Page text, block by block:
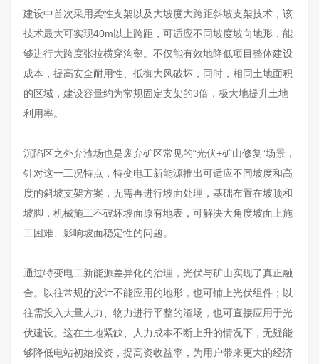
建设中首次采用柔性支架以及大坡度大跨距斜坡支架技术，该
技术最大可实现40m以上跨距，可适应不同坡度坡向地形，能
够进行大跨度张拉横穿沟壑。不仅能有效地降低项目整体建设
成本，提高安全耐用性、抵御大风破坏，同时，相同土地面积
的区域，建设容量约为常规固定支架的3倍，极大地提升土地
利用率。
沉陷区之外弃渣场也是废弃矿区常见的“光伏+矿山修复”场景，
针对这一工况特点，特变电工新能源推出可适应不同坡度和高
度的斜坡支架方案，无需再进行坡面处理，基础布置在坡顶和
坡脚，机械施工不破坏坡面原有地表，可解决大角度坡面上施
工困难、影响坡面稳定性的问题。
通过特变电工新能源差异化的治理，光伏与矿山实现了真正融
合。以往常规的设计不能应用的地形，也可铺上光伏组件；以
往需投入大量人力、物力进行平整的渣场，也可直接应用于光
伏建设。这在土地紧缺、人力成本不断上升的情况下，无疑能
够降低电站初始投资，提高资收益率，为用户带来更大的经济